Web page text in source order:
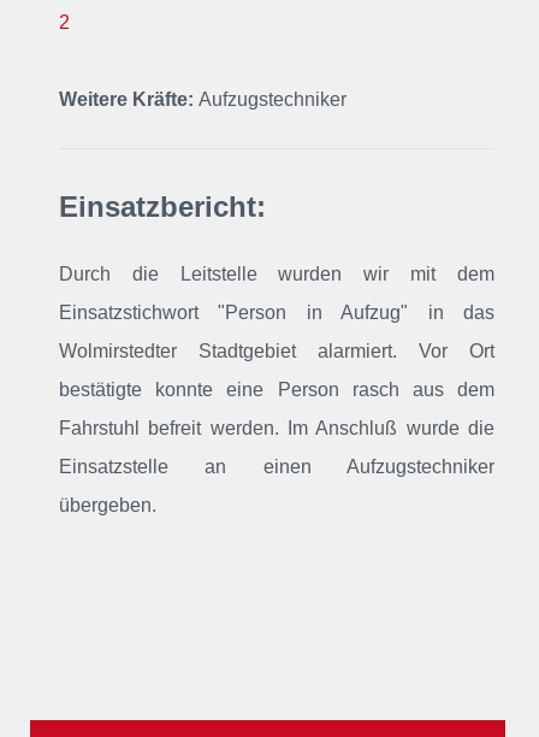
2
Weitere Kräfte: Aufzugstechniker
Einsatzbericht:
Durch die Leitstelle wurden wir mit dem
Einsatzstichwort "Person in Aufzug" in das
Wolmirstedter Stadtgebiet alarmiert. Vor Ort
bestätigte konnte eine Person rasch aus dem
Fahrstuhl befreit werden. Im Anschluß wurde die
Einsatzstelle an einen Aufzugstechniker
übergeben.